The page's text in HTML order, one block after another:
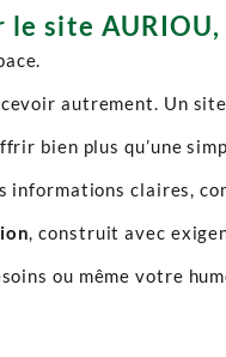
le site
autrement. Un
bien plus qu’une
informations claires,
, construit avec
ou même votre